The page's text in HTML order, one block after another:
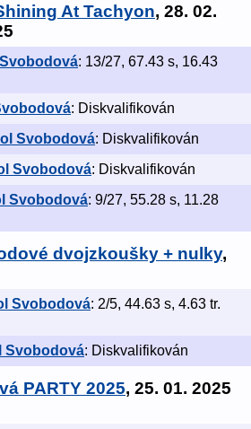
At Tachyon, 28. 02.
: 13/27, 67.43 s, 16.43
: Diskvalifikován
Svobodová: Diskvalifikován
Svobodová: Diskvalifikován
Svobodová: 9/27, 55.28 s, 11.28
dvojzkoušky + nulky,
Svobodová: 2/5, 44.63 s, 4.63 tr.
Svobodová: Diskvalifikován
PARTY 2025, 25. 01. 2025